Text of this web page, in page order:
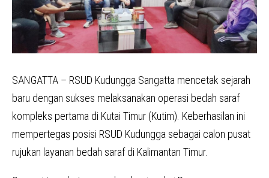
SANGATTA – RSUD Kudungga Sangatta mencetak sejarah
baru dengan sukses melaksanakan operasi bedah saraf
kompleks pertama di Kutai Timur (Kutim). Keberhasilan ini
mempertegas posisi RSUD Kudungga sebagai calon pusat
rujukan layanan bedah saraf di Kalimantan Timur.